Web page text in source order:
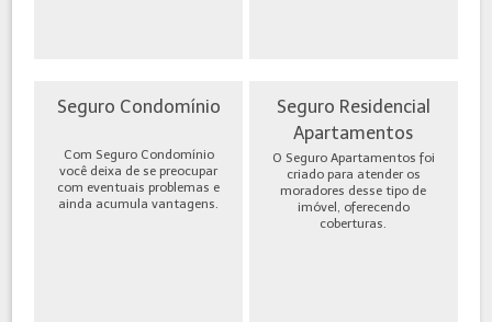
Seguro Condomínio
Com Seguro Condomínio
você deixa de se preocupar
com eventuais problemas e
ainda acumula vantagens.
Seguro Residencial
Apartamentos
O Seguro Apartamentos foi
criado para atender os
moradores desse tipo de
imóvel, oferecendo
coberturas.